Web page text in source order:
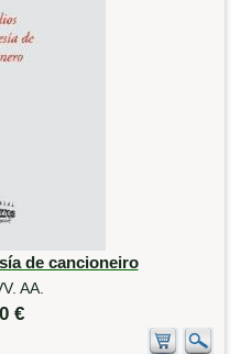
de cancioneiro
AA.
€